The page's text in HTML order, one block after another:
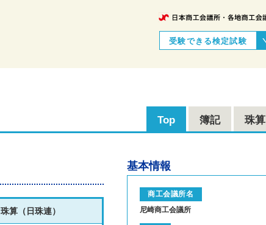
受験できる検定試験
Top 簿記 珠算
珠算（日珠連）
基本情報
商工会議所名
尼崎商工会議所